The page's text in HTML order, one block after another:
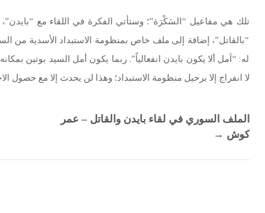
تلك هي مفاعيل “السَكْرَة”؛ وستأتي الفكرة في اللقاء مع
“بالقاتل”، إضافة إلى ملف خاص بمنظومة الاستبداد الأسدية من
له: “آمل ألا يكون بايدن انفعالياً”. ربما يكون أمل السيد بوتين
لا انفراج إلا برحيل منظومة الاستبداد؛ وهذا لن يحدث إلا مع حصول
الملف السوري في لقاء بايدن والقاتل – عمر
كوش →